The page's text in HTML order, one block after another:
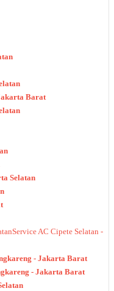
Barat
Selatan
Service AC Cipete Selatan -
- Jakarta Barat
- Jakarta Barat